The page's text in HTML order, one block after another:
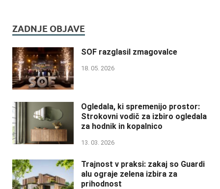
ZADNJE OBJAVE
SOF razglasil zmagovalce
18. 05. 2026
Ogledala, ki spremenijo prostor:
Strokovni vodič za izbiro ogledala
za hodnik in kopalnico
13. 03. 2026
Trajnost v praksi: zakaj so Guardi
alu ograje zelena izbira za
prihodnost